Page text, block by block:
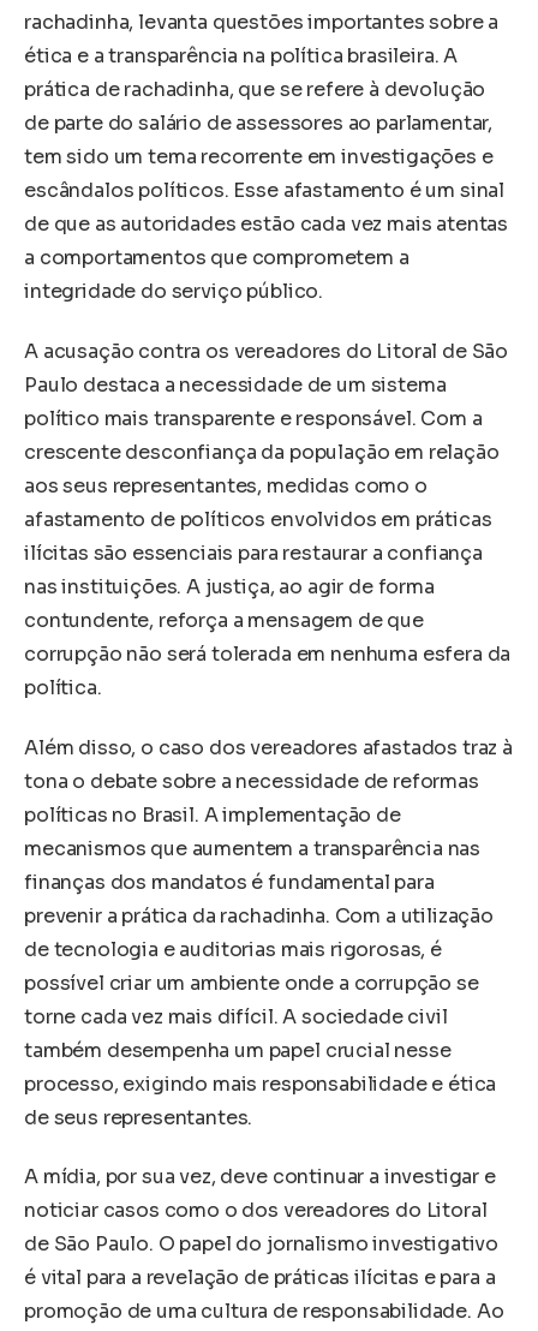
rachadinha, levanta questões importantes sobre a
ética e a transparência na política brasileira. A
prática de rachadinha, que se refere à devolução
de parte do salário de assessores ao parlamentar,
tem sido um tema recorrente em investigações e
escândalos políticos. Esse afastamento é um sinal
de que as autoridades estão cada vez mais atentas
a comportamentos que comprometem a
integridade do serviço público.
A acusação contra os vereadores do Litoral de São
Paulo destaca a necessidade de um sistema
político mais transparente e responsável. Com a
crescente desconfiança da população em relação
aos seus representantes, medidas como o
afastamento de políticos envolvidos em práticas
ilícitas são essenciais para restaurar a confiança
nas instituições. A justiça, ao agir de forma
contundente, reforça a mensagem de que
corrupção não será tolerada em nenhuma esfera da
política.
Além disso, o caso dos vereadores afastados traz à
tona o debate sobre a necessidade de reformas
políticas no Brasil. A implementação de
mecanismos que aumentem a transparência nas
finanças dos mandatos é fundamental para
prevenir a prática da rachadinha. Com a utilização
de tecnologia e auditorias mais rigorosas, é
possível criar um ambiente onde a corrupção se
torne cada vez mais difícil. A sociedade civil
também desempenha um papel crucial nesse
processo, exigindo mais responsabilidade e ética
de seus representantes.
A mídia, por sua vez, deve continuar a investigar e
noticiar casos como o dos vereadores do Litoral
de São Paulo. O papel do jornalismo investigativo
é vital para a revelação de práticas ilícitas e para a
promoção de uma cultura de responsabilidade. Ao